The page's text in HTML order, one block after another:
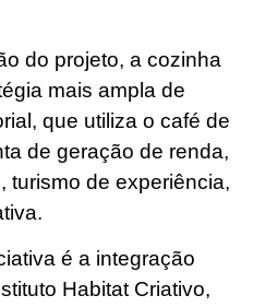
do projeto, a cozinha
mais ampla de
que utiliza o café de
de geração de renda,
turismo de experiência,
é a integração
Habitat Criativo,